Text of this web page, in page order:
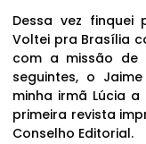
Dessa vez
Voltei pra Brasília
com a missão de
seguintes, o
minha irmã Lúcia
primeira revista
Conselho Editorial.